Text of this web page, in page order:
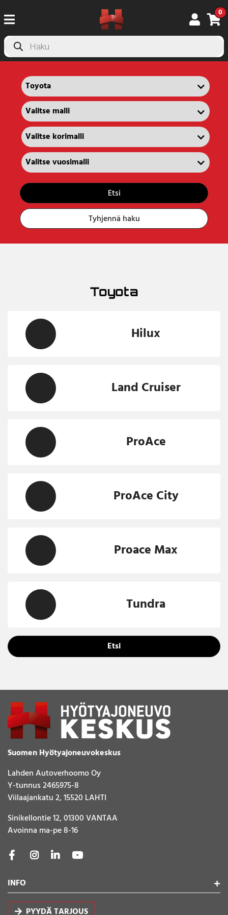
0
Products
search
Tyhjennä haku
Etsi
Toyota
Hilux
Land Cruiser
ProAce
ProAce City
Proace Max
Tundra
Etsi
Suomen Hyötyajoneuvokeskus
Lahden Autoverhoomo Oy
Y-tunnus 2465975-8
Viilaajankatu 2, 15520 LAHTI
Sinikellontie 12, 01300 VANTAA
Avoinna ma-pe 8-16
INFO
PYYDÄ TARJOUS